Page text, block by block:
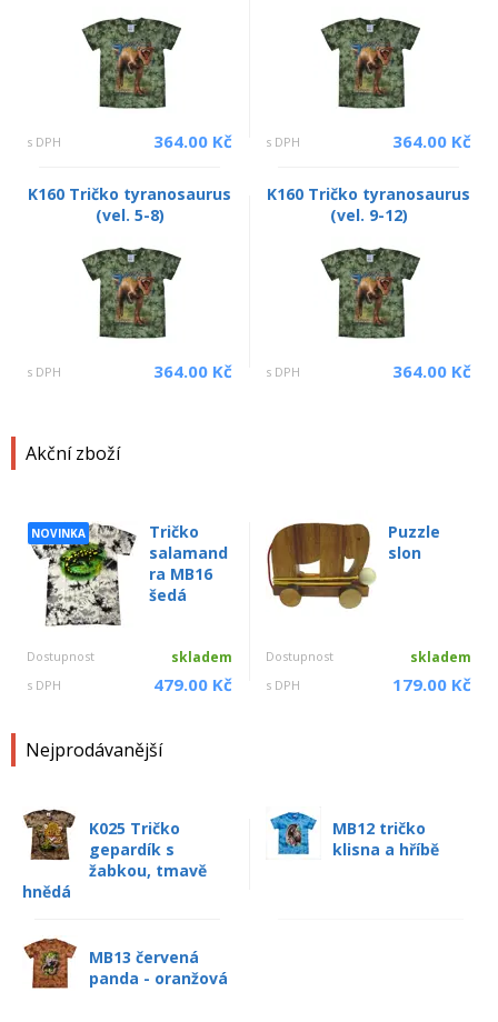
Akční zboží
NOVINKA
Tričko
salamand
ra MB16
šedá
Dostupnost skladem
s DPH 479.00 Kč
Puzzle
slon
Dostupnost skladem
s DPH 179.00 Kč
Nejprodávanější
K025 Tričko
gepardík s
žabkou, tmavě
hnědá
MB12 tričko
klisna a hříbě
MB13 červená
panda - oranžová
s DPH 364.00 Kč s DPH 364.00 Kč
K160 Tričko tyranosaurus
(vel. 5-8)
s DPH 364.00 Kč
K160 Tričko tyranosaurus
(vel. 9-12)
s DPH 364.00 Kč